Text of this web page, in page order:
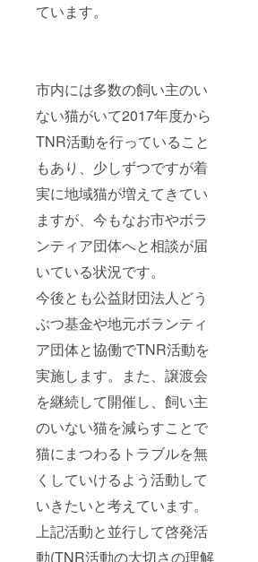
ています。
市内には多数の飼い主のい
ない猫がいて2017年度から
TNR活動を行っていること
もあり、少しずつですが着
実に地域猫が増えてきてい
ますが、今もなお市やボラ
ンティア団体へと相談が届
いている状況です。
今後とも公益財団法人どう
ぶつ基金や地元ボランティ
ア団体と協働でTNR活動を
実施します。また、譲渡会
を継続して開催し、飼い主
のいない猫を減らすことで
猫にまつわるトラブルを無
くしていけるよう活動して
いきたいと考えています。
上記活動と並行して啓発活
動(TNR活動の大切さの理解